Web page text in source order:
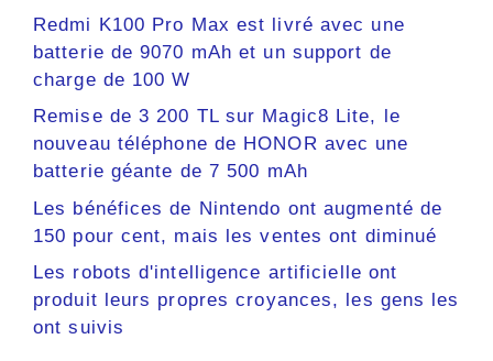
Redmi K100 Pro Max est livré avec une
batterie de 9070 mAh et un support de
charge de 100 W
Remise de 3 200 TL sur Magic8 Lite, le
nouveau téléphone de HONOR avec une
batterie géante de 7 500 mAh
Les bénéfices de Nintendo ont augmenté de
150 pour cent, mais les ventes ont diminué
Les robots d'intelligence artificielle ont
produit leurs propres croyances, les gens les
ont suivis